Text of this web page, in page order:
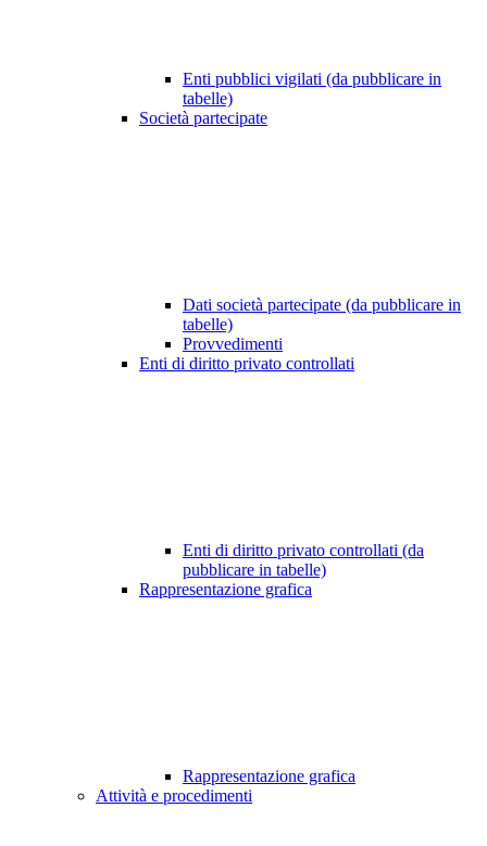
Enti pubblici vigilati (da pubblicare in
tabelle)
Società partecipate
Dati società partecipate (da pubblicare in
tabelle)
Provvedimenti
Enti di diritto privato controllati
Enti di diritto privato controllati (da
pubblicare in tabelle)
Rappresentazione grafica
Rappresentazione grafica
Attività e procedimenti